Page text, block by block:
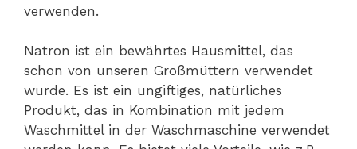
verwenden.
Natron ist ein bewährtes Hausmittel, das
schon von unseren Großmüttern verwendet
wurde. Es ist ein ungiftiges, natürliches
Produkt, das in Kombination mit jedem
Waschmittel in der Waschmaschine verwendet